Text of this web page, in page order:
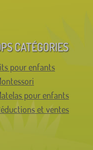
CATÉGORIES
pour enfants
pour enfants
et ventes